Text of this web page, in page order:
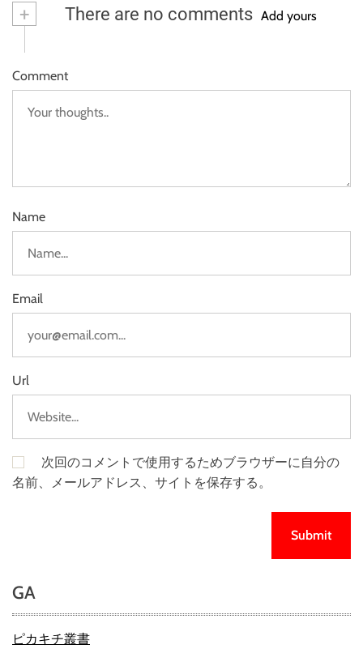
+ There are no comments Add yours
Comment
Name
Email
Url
次回のコメントで使用するためブラウザーに自分の
名前、メールアドレス、サイトを保存する。
GA
ピカキチ叢書